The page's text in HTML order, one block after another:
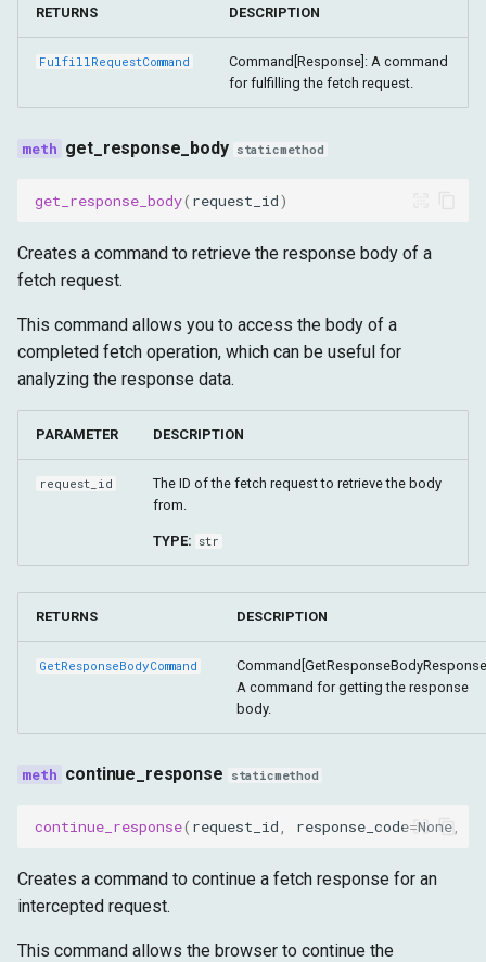
RETURNS DESCRIPTION
FulfillRequestCommand
Command[Response]: A command
for fulfilling the fetch request.
get_response_body staticmethod
get_response_body( request_id)
Creates a command to retrieve the response body of a
fetch request.
This command allows you to access the body of a
completed fetch operation, which can be useful for
analyzing the response data.
PARAMETER DESCRIPTION
request_id
The ID of the fetch request to retrieve the body
from.
TYPE: str
RETURNS DESCRIPTION
GetResponseBodyCommand
A command for getting the response
body.
continue_response staticmethod
continue_response( request_id response_code=None
Creates a command to continue a fetch response for an
intercepted request.
This command allows the browser to continue the